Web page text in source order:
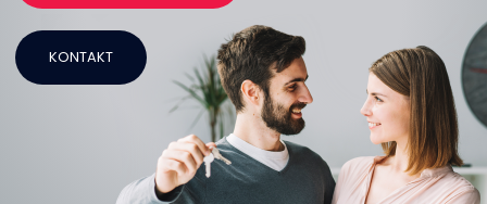
KONTAKT